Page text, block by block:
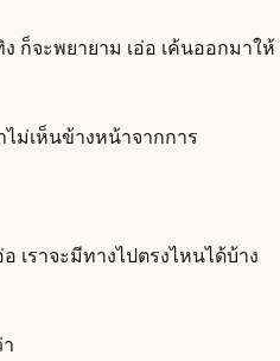
ก็จะพยายาม เอ่อ เค้นออกมาให้
ไม่เห็นข้างหน้าจากการ
เราจะมีทางไปตรงไหนได้บ้าง